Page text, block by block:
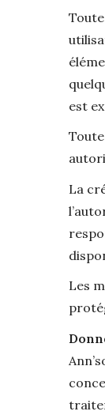
est
La
Les